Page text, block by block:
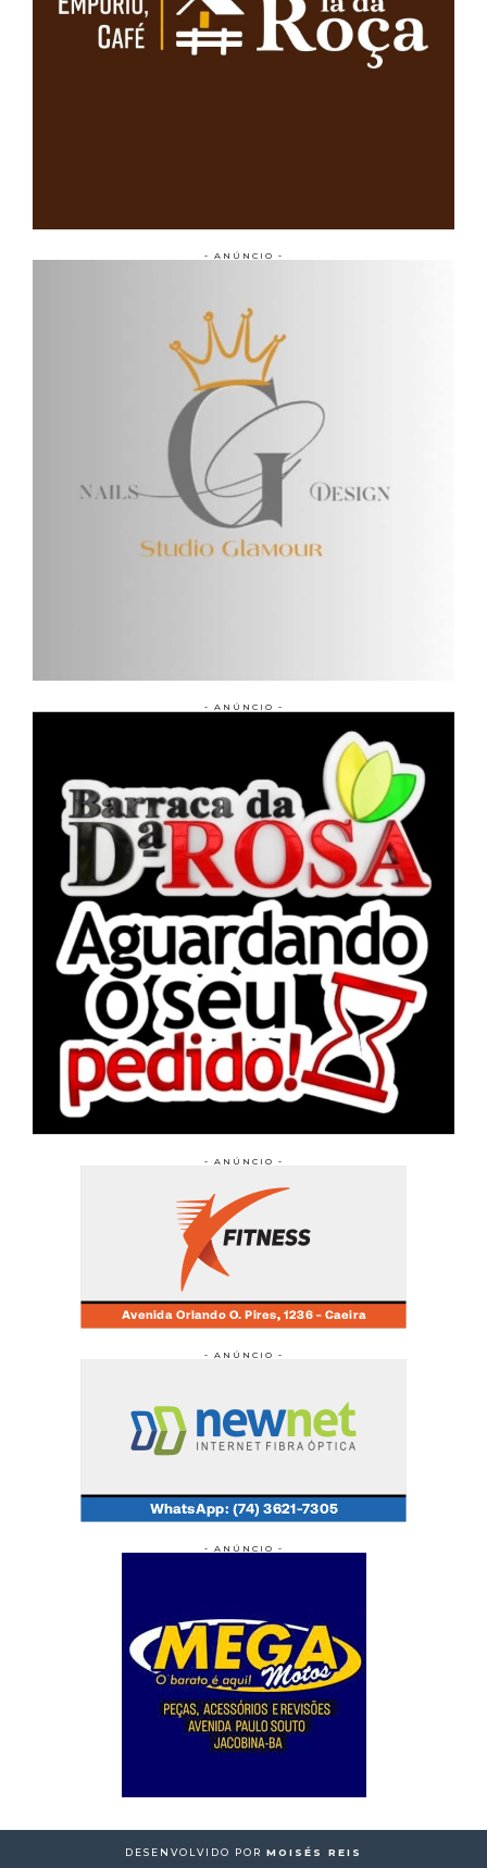
- ANÚNCIO -
- ANÚNCIO -
- ANÚNCIO -
- ANÚNCIO -
- ANÚNCIO -
DESENVOLVIDO POR MOISÉS REIS